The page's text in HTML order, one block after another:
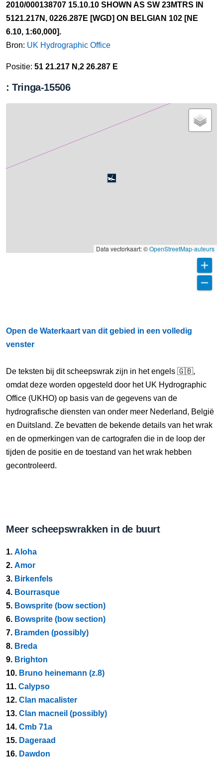
2010/000138707 15.10.10 SHOWN AS SW 23MTRS IN
5121.217N, 0226.287E [WGD] ON BELGIAN 102 [NE
6.10, 1:60,000].
Bron: UK Hydrographic Office
Positie: 51 21.217 N,2 26.287 E
: Tringa-15506
Data vectorkaart: ©OpenStreetMap-auteurs
Open de Waterkaart van dit gebied in een volledig
venster
De teksten bij dit scheepswrak zijn in het engels 🇬🇧,
omdat deze worden opgesteld door het UK Hydrographic
Office (UKHO) op basis van de gegevens van de
hydrografische diensten van onder meer Nederland, België
en Duitsland. Ze bevatten de bekende details van het wrak
en de opmerkingen van de cartografen die in de loop der
tijden de positie en de toestand van het wrak hebben
gecontroleerd.
Meer scheepswrakken in de buurt
1. Aloha
2. Amor
3. Birkenfels
4. Bourrasque
5. Bowsprite (bow section)
6. Bowsprite (bow section)
7. Bramden (possibly)
8. Breda
9. Brighton
10. Bruno heinemann (z.8)
11. Calypso
12. Clan macalister
13. Clan macneil (possibly)
14. Cmb 71a
15. Dageraad
16. Dawdon